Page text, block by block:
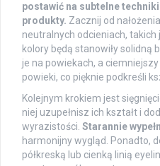
postawić na subtelne
produkty. Zacznij od
neutralnych odcieniach, takich
kolory będą stanowiły solidną
je na powiekach, a
powieki, co pięknie podkreśli
Kolejnym krokiem jest
niej uzupełnisz ich kształt i
wyrazistości. Starannie
harmonijny wygląd. Ponadto,
półkreską lub cienką linią